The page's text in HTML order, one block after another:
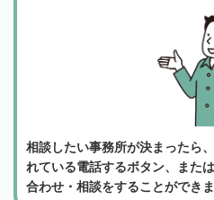
相談したい事務所が決まったら
れている電話するボタン、また
合わせ・相談をすることができま